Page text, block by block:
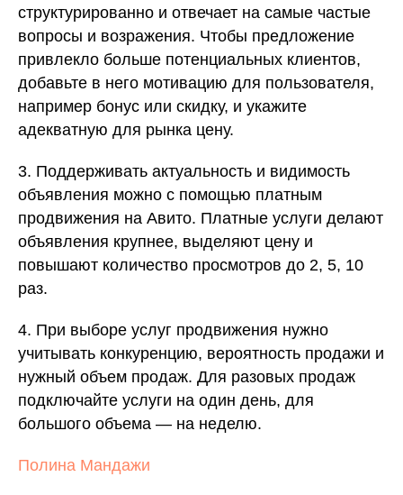
структурированно и отвечает на самые частые
вопросы и возражения. Чтобы предложение
привлекло больше потенциальных клиентов,
добавьте в него мотивацию для пользователя,
например бонус или скидку, и укажите
адекватную для рынка цену.
3. Поддерживать актуальность и видимость
объявления можно с помощью платным
продвижения на Авито. Платные услуги делают
объявления крупнее, выделяют цену и
повышают количество просмотров до 2, 5, 10
раз.
4. При выборе услуг продвижения нужно
учитывать конкуренцию, вероятность продажи и
нужный объем продаж. Для разовых продаж
подключайте услуги на один день, для
большого объема — на неделю.
Полина Мандажи